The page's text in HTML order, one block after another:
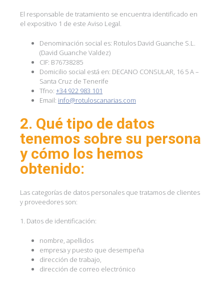
El responsable de tratamiento se encuentra identificado en
el expositivo 1 de este Aviso Legal.
Denominación social es: Rotulos David Guanche S.L.
(David Guanche Valdez)
CIF: B76738285
Domicilio social está en: DECANO CONSULAR, 16 5 A –
Santa Cruz de Tenerife
Tfno: +34 922 983 101
Email: info@rotuloscanarias.com
2. Qué tipo de datos
tenemos sobre su persona
y cómo los hemos
obtenido:
Las categorías de datos personales que tratamos de clientes
y proveedores son:
1. Datos de identificación:
nombre, apellidos
empresa y puesto que desempeña
dirección de trabajo,
dirección de correo electrónico